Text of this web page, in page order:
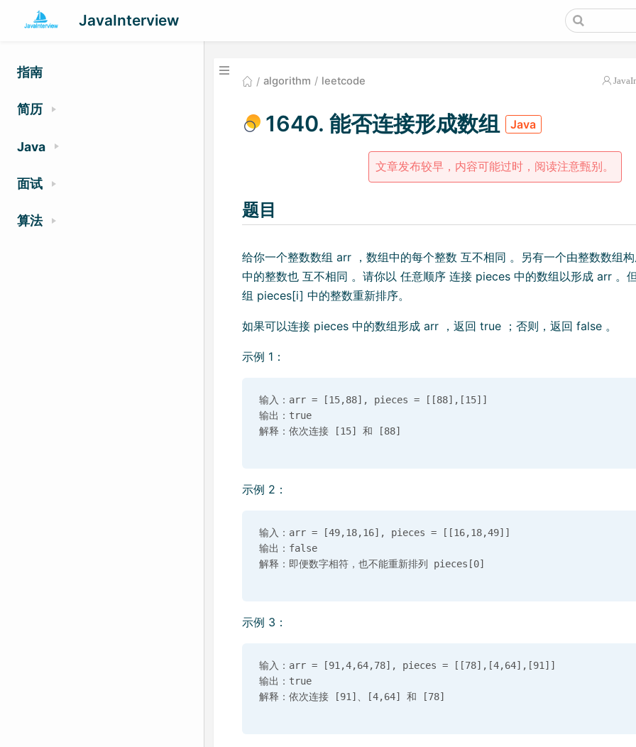
JavaInterview
指南
简历
Java
面试
算法
algorithm leetcode
1640. 能否连接形成数组 Java
文章发布较早，内容可能过时，阅读注意甄别。
题目
给你一个整数数组 arr ，数组中的每个整数 互不相同 。另有一个由整数数组
中的整数也 互不相同 。请你以 任意顺序 连接 pieces 中的数组以形成 arr 。
组 pieces[i] 中的整数重新排序。
如果可以连接 pieces 中的数组形成 arr ，返回 true ；否则，返回 false 。
示例 1：
输入：arr = [15,88], pieces = [[88],[15]]
输出：true
示例 2：
输入：arr = [49,18,16], pieces = [[16,18,49]]
输出：false
示例 3：
输入：arr = [91,4,64,78], pieces = [[78],[4,64],[91]]
输出：true